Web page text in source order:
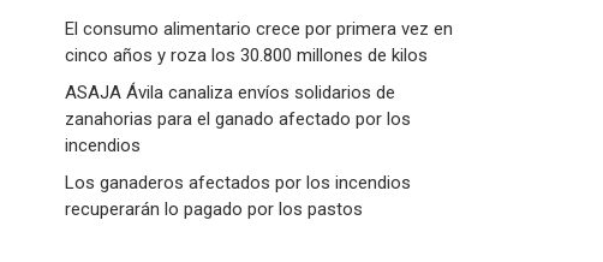
El consumo alimentario crece por primera vez en
cinco años y roza los 30.800 millones de kilos
ASAJA Ávila canaliza envíos solidarios de
zanahorias para el ganado afectado por los
incendios
Los ganaderos afectados por los incendios
recuperarán lo pagado por los pastos